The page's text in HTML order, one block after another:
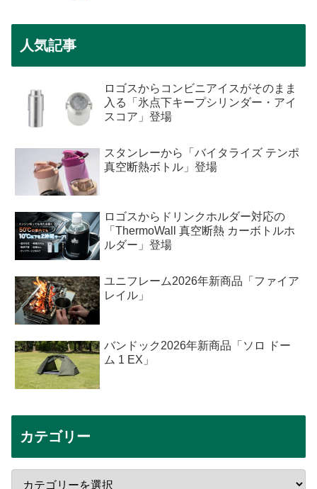
人気記事
ロゴスからコンビニアイスがそのまま
入る「氷点下キープシリンダー・アイ
スコア」登場
スタンレーから「バイタライズ テンポ
真空断熱ボトル」登場
ロゴスからドリンクホルダー対応の
「ThermoWall 真空断熱 カーボトルホ
ルダー」登場
ユニフレーム2026年新商品「ファイア
レイル」
バンドック2026年新商品「ソロ ドー
ム 1 EX」
カテゴリー